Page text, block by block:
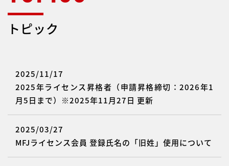
トピック
2025/11/17
2025年ライセンス昇格者（申請昇格締切：2026年1
月5日まで）※2025年11月27日 更新
2025/03/27
MFJライセンス会員 登録氏名の「旧姓」使用について